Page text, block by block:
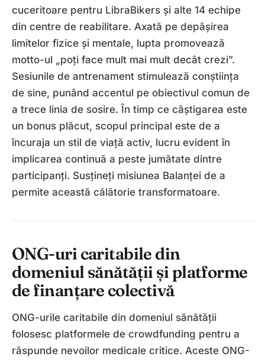
cuceritoare pentru LibraBikers și alte 14 echipe
din centre de reabilitare. Axată pe depășirea
limitelor fizice și mentale, lupta promovează
motto-ul „poți face mult mai mult decât crezi”.
Sesiunile de antrenament stimulează conștiința
de sine, punând accentul pe obiectivul comun de
a trece linia de sosire. În timp ce câștigarea este
un bonus plăcut, scopul principal este de a
încuraja un stil de viață activ, lucru evident în
implicarea continuă a peste jumătate dintre
participanți. Susțineți misiunea Balanței de a
permite această călătorie transformatoare.
ONG-uri caritabile din
domeniul sănătății și platforme
de finanțare colectivă
ONG-urile caritabile din domeniul sănătății
folosesc platformele de crowdfunding pentru a
răspunde nevoilor medicale critice. Aceste ONG-